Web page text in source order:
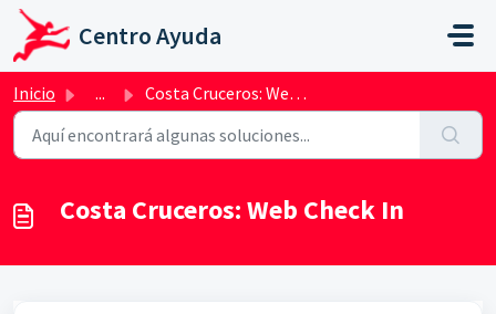
Ir al contenido principal
Centro Ayuda
Inicio ... Costa Cruceros: Web Check In
Costa Cruceros: Web Check In